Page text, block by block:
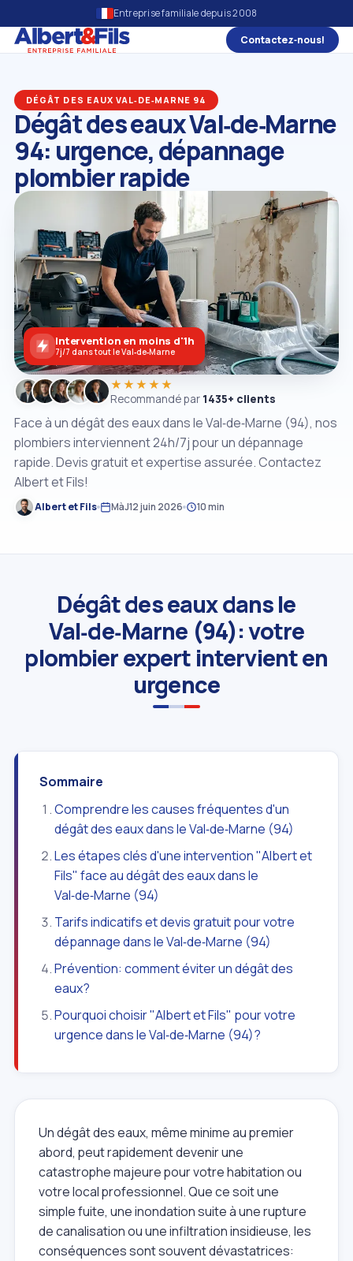
Entreprise familiale depuis 2008
Contactez‑nous!
DÉGÂT DES EAUX VAL‑DE‑MARNE 94
Dégât des eaux Val‑de‑Marne
94: urgence, dépannage
plombier rapide
Face à un dégât des eaux dans le Val‑de‑Marne (94), nos
plombiers interviennent 24h/7j pour un dépannage
rapide. Devis gratuit et expertise assurée. Contactez
Albert et Fils!
Albert et Fils MàJ12 juin 2026 10 min
★★★★★
Recommandé par 1435+ clients
Intervention en moins d'1h
7j/7 dans tout le Val‑de‑Marne
Dégât des eaux dans le
Val‑de‑Marne (94): votre
plombier expert intervient en
urgence
Sommaire
Comprendre les causes fréquentes d'un
dégât des eaux dans le Val‑de‑Marne (94)
Les étapes clés d'une intervention "Albert et
Fils" face au dégât des eaux dans le
Val‑de‑Marne (94)
Tarifs indicatifs et devis gratuit pour votre
dépannage dans le Val‑de‑Marne (94)
Prévention: comment éviter un dégât des
eaux?
Pourquoi choisir "Albert et Fils" pour votre
urgence dans le Val‑de‑Marne (94)?
Un dégât des eaux, même minime au premier
abord, peut rapidement devenir une
catastrophe majeure pour votre habitation ou
votre local professionnel. Que ce soit une
simple fuite, une inondation suite à une rupture
de canalisation ou une infiltration insidieuse, les
conséquences sont souvent dévastatrices: